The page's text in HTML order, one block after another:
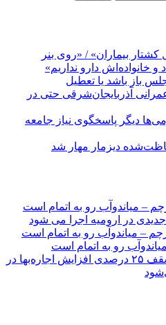
بیماران» / «روی بنر
و خانواده‌اش دارو نداریم»
باز باشد یا تعطیل
آذربایجان‌شرقی حتی در
دیگر پاسخگوی نیاز جامعه
دیزمار مهار شد
– میاندوآب رو به اتمام است
در ارومیه اجرا می شود
– میاندوآب رو به اتمام است
رو به اتمام است
سقف ۲۵ درصدی افزایش اجاره‌بها در